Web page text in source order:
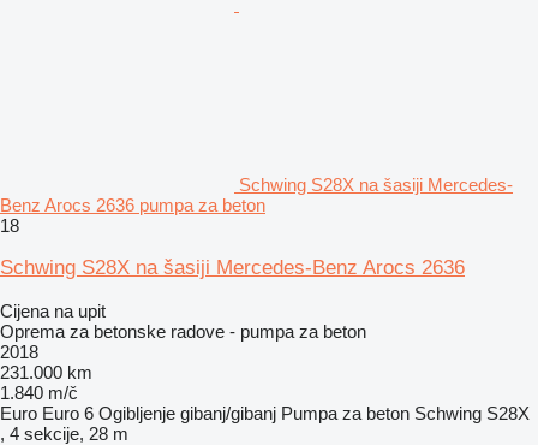
Schwing S28X na šasiji Mercedes-
Benz Arocs 2636 pumpa za beton
18
Schwing S28X na šasiji Mercedes-Benz Arocs 2636
Cijena na upit
Oprema za betonske radove - pumpa za beton
2018
231.000 km
1.840 m/č
Euro Euro 6 Ogibljenje gibanj/gibanj Pumpa za beton Schwing S28X
, 4 sekcije, 28 m